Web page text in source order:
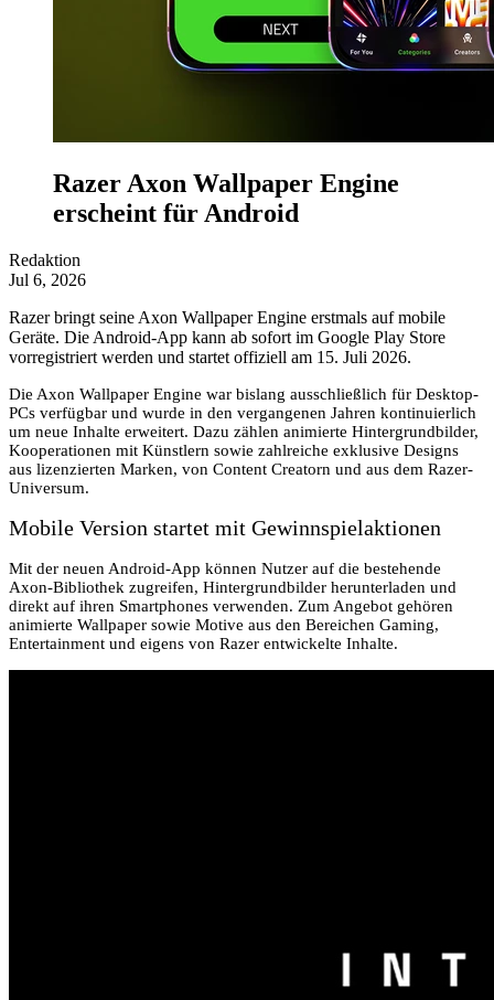
Razer Axon Wallpaper Engine
erscheint für Android
Redaktion
Jul 6, 2026
Razer bringt seine Axon Wallpaper Engine erstmals auf mobile
Geräte. Die Android-App kann ab sofort im Google Play Store
vorregistriert werden und startet offiziell am 15. Juli 2026.
Die Axon Wallpaper Engine war bislang ausschließlich für Desktop-
PCs verfügbar und wurde in den vergangenen Jahren kontinuierlich
um neue Inhalte erweitert. Dazu zählen animierte Hintergrundbilder,
Kooperationen mit Künstlern sowie zahlreiche exklusive Designs
aus lizenzierten Marken, von Content Creatorn und aus dem Razer-
Universum.
Mobile Version startet mit Gewinnspielaktionen
Mit der neuen Android-App können Nutzer auf die bestehende
Axon-Bibliothek zugreifen, Hintergrundbilder herunterladen und
direkt auf ihren Smartphones verwenden. Zum Angebot gehören
animierte Wallpaper sowie Motive aus den Bereichen Gaming,
Entertainment und eigens von Razer entwickelte Inhalte.